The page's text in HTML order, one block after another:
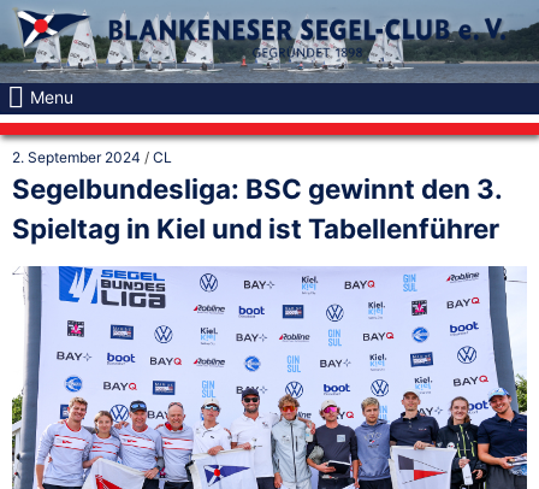
Skip
to
content
Menu
2. September 2024 / CL
Segelbundesliga: BSC gewinnt den 3.
Spieltag in Kiel und ist Tabellenführer